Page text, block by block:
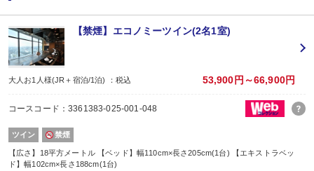
【禁煙】エコノミーツイン(2名1室)
大人お1人様(JR＋宿泊/1泊) ：税込 53,900円～66,900円
コースコード：3361383-025-001-048
ツイン 禁煙
【広さ】18平方メートル 【ベッド】幅110cm×長さ205cm(1台) 【エキストラベッ
ド】幅102cm×長さ188cm(1台)